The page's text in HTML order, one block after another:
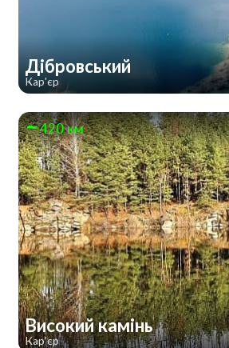
Дібровський
Кар'єр
420 км
Високий камінь
Кар'єр